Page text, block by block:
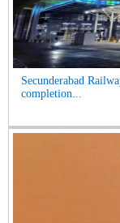
Secunderabad
completion...